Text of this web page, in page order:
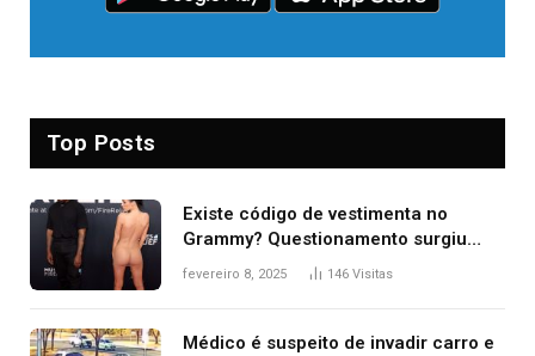
Top Posts
Existe código de vestimenta no
Grammy? Questionamento surgiu
após Bianca Censori, mulher de
fevereiro 8, 2025 146 Visitas
Médico é suspeito de invadir carro e